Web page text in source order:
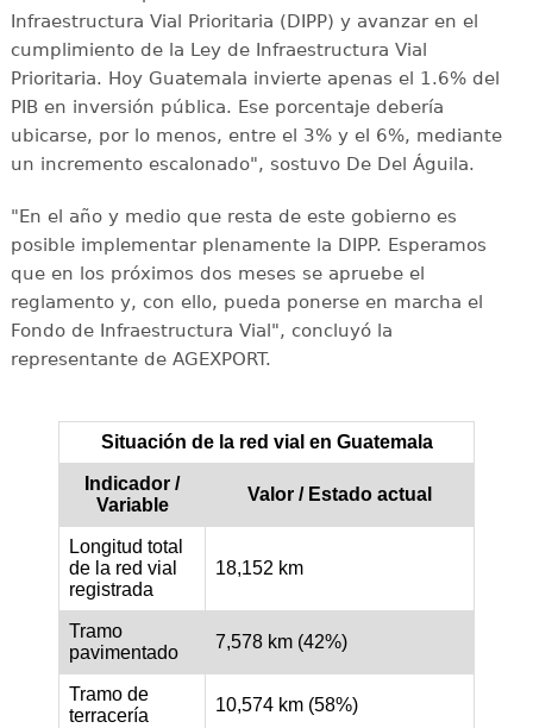
Infraestructura Vial Prioritaria (DIPP) y avanzar en el
cumplimiento de la Ley de Infraestructura Vial
Prioritaria. Hoy Guatemala invierte apenas el 1.6% del
PIB en inversión pública. Ese porcentaje debería
ubicarse, por lo menos, entre el 3% y el 6%, mediante
un incremento escalonado", sostuvo De Del Águila.
"En el año y medio que resta de este gobierno es
posible implementar plenamente la DIPP. Esperamos
que en los próximos dos meses se apruebe el
reglamento y, con ello, pueda ponerse en marcha el
Fondo de Infraestructura Vial", concluyó la
representante de AGEXPORT.
Situación de la red vial en Guatemala
Indicador /
Variable
Valor / Estado actual
Longitud total
de la red vial
registrada
18,152 km
Tramo
pavimentado
7,578 km (42%)
Tramo de
terracería
10,574 km (58%)